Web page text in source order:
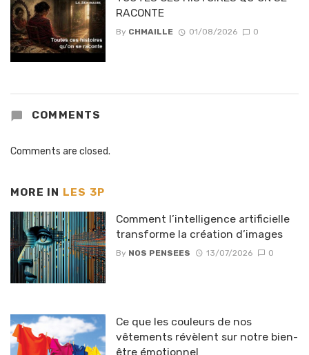
RACONTE
By CHMAILLE 01/08/2026 0
COMMENTS
Comments are closed.
MORE IN LES 3P
Comment l’intelligence artificielle
transforme la création d’images
By NOS PENSEES 13/07/2026 0
Ce que les couleurs de nos
vêtements révèlent sur notre bien-
être émotionnel